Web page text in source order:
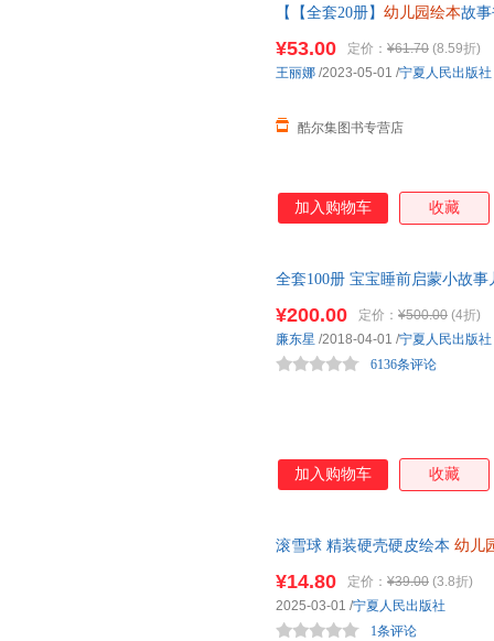
【【全套20册】 幼儿园绘本故
¥53.00 定价： ¥61.70 (8.59折)
酷尔集图书专营店
王丽娜 /2023-05-01 /宁夏人民出版社
加入购物车 收藏
全套100册 宝宝睡前启蒙小故事
¥200.00 定价： ¥500.00 (4折)
6136条评论
廉东星 /2018-04-01 /宁夏人民出版社
加入购物车 收藏
滚雪球 精装硬壳硬皮绘本 幼儿
¥14.80 定价： ¥39.00 (3.8折)
1条评论
2025-03-01 /宁夏人民出版社